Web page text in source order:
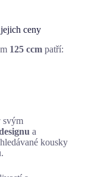
ceny
125 ccm patří:
svým
a
kousky